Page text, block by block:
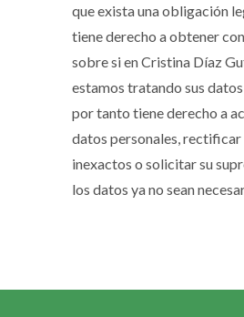
que exista una obligación
tiene derecho a obtener
sobre si en Cristina Díaz
estamos tratando sus
por tanto tiene derecho a
datos personales, rectificar
inexactos o solicitar su
los datos ya no sean